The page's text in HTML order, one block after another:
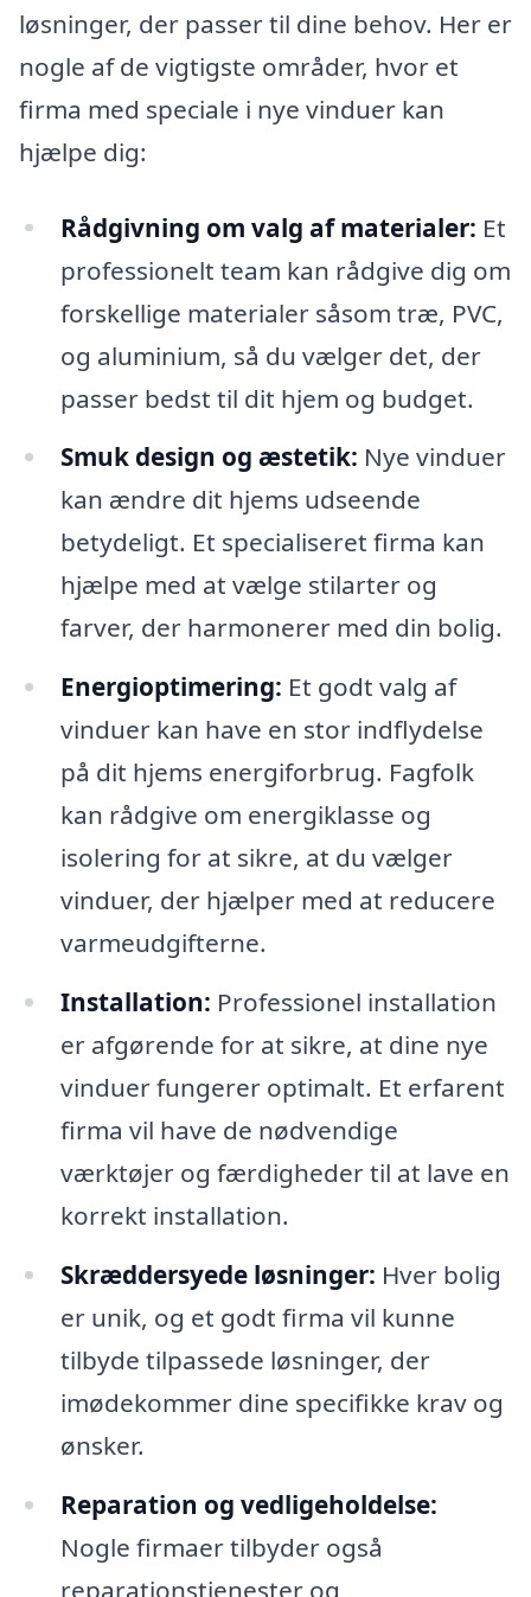
løsninger, der passer til dine behov. Her er
nogle af de vigtigste områder, hvor et
firma med speciale i nye vinduer kan
hjælpe dig:
Rådgivning om valg af materialer: Et
professionelt team kan rådgive dig om
forskellige materialer såsom træ, PVC,
og aluminium, så du vælger det, der
passer bedst til dit hjem og budget.
Smuk design og æstetik: Nye vinduer
kan ændre dit hjems udseende
betydeligt. Et specialiseret firma kan
hjælpe med at vælge stilarter og
farver, der harmonerer med din bolig.
Energioptimering: Et godt valg af
vinduer kan have en stor indflydelse
på dit hjems energiforbrug. Fagfolk
kan rådgive om energiklasse og
isolering for at sikre, at du vælger
vinduer, der hjælper med at reducere
varmeudgifterne.
Installation: Professionel installation
er afgørende for at sikre, at dine nye
vinduer fungerer optimalt. Et erfarent
firma vil have de nødvendige
værktøjer og færdigheder til at lave en
korrekt installation.
Skræddersyede løsninger: Hver bolig
er unik, og et godt firma vil kunne
tilbyde tilpassede løsninger, der
imødekommer dine specifikke krav og
ønsker.
Reparation og vedligeholdelse:
Nogle firmaer tilbyder også
reparationstjenester og